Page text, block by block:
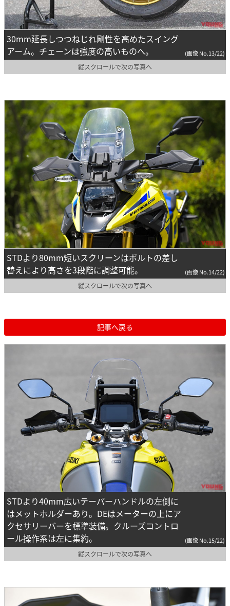
30mm延長しつつねじれ剛性を高めたスイング
アーム。チェーンは強度の高いものへ。
(画像 No.13/22)
縦スクロールで次の写真へ
STDより80mm短いスクリーンはボルトの差し
替えにより高さを3段階に調整可能。
(画像 No.14/22)
縦スクロールで次の写真へ
記事へ戻る
STDより40mm広いテーパーハンドルの左側に
はメットホルダーあり。DEはメーターの上にア
クセサリーバーを標準装備。クルーズコントロ
ール操作系は左に集約。
(画像 No.15/22)
縦スクロールで次の写真へ